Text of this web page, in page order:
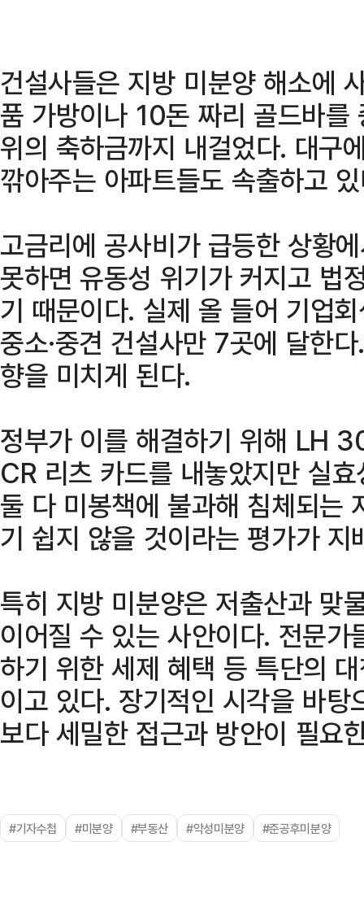
건설사들은 지방 미분양 해소에
품 가방이나 10돈 짜리 골드바를
위의 축하금까지 내걸었다. 대구
깎아주는 아파트들도 속출하고
고금리에 공사비가 급등한 상황
못하면 유동성 위기가 커지고 법
기 때문이다. 실제 올 들어 기업
중소·중견 건설사만 7곳에 달한
향을 미치게 된다.
정부가 이를 해결하기 위해 LH
CR 리츠 카드를 내놓았지만 실
둘 다 미봉책에 불과해 침체되는
기 쉽지 않을 것이라는 평가가 지
특히 지방 미분양은 저출산과 맞
이어질 수 있는 사안이다. 전문
하기 위한 세제 혜택 등 특단의
이고 있다. 장기적인 시각을 바
보다 세밀한 접근과 방안이 필요
#기자수첩 #미분양 #부동산 #악성미분양 #준공후미분양